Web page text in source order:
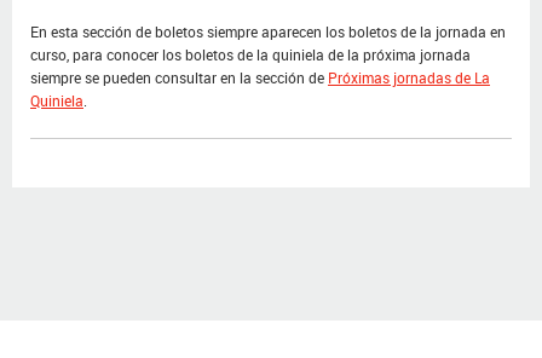
En esta sección de boletos siempre aparecen los boletos de la jornada en
curso, para conocer los boletos de la quiniela de la próxima jornada
siempre se pueden consultar en la sección de Próximas jornadas de La
Quiniela.